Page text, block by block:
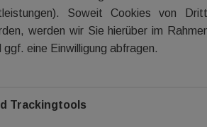
Soweit Cookies von
werden wir Sie hierüber im
ggf. eine Einwilligung abfragen.
Trackingtools